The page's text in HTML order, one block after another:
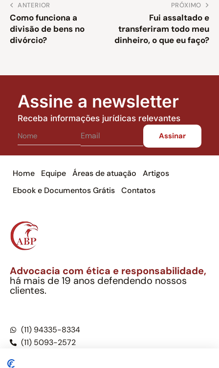
ANTERIOR
Como funciona a
divisão de bens no
divórcio?
PRÓXIMO
Fui assaltado e
transferiram todo meu
dinheiro, o que eu faço?
Assine a newsletter
Receba informações jurídicas relevantes
Home Equipe Áreas de atuação
Artigos
Ebook e Documentos Grátis
Contatos
Advocacia com ética e responsabilidade,
há mais de 19 anos defendendo nossos
clientes.
(11) 94335-8334
(11) 5093-2572